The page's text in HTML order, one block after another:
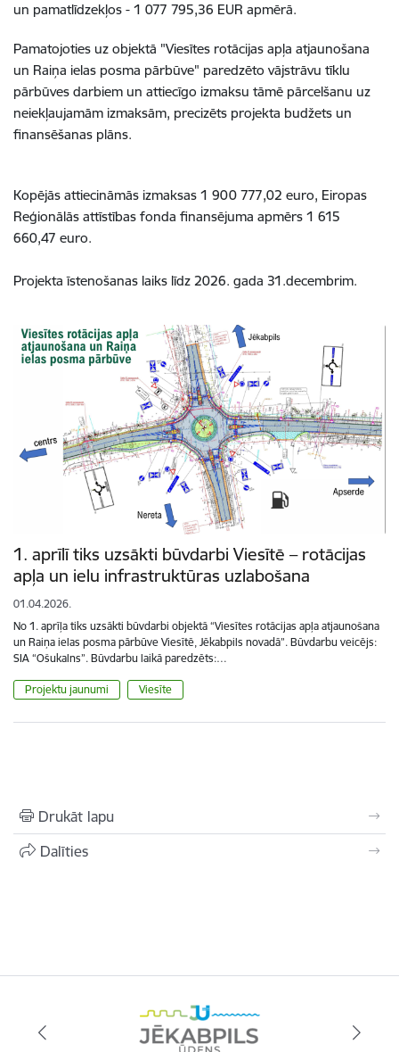
un pamatlīdzekļos - 1 077 795,36 EUR apmērā.
Pamatojoties uz objektā "Viesītes rotācijas apļa atjaunošana
un Raiņa ielas posma pārbūve" paredzēto vājstrāvu tīklu
pārbūves darbiem un attiecīgo izmaksu tāmē pārcelšanu uz
neiekļaujamām izmaksām, precizēts projekta budžets un
finansēšanas plāns.
Kopējās attiecināmās izmaksas 1 900 777,02 euro, Eiropas
Reģionālās attīstības fonda finansējuma apmērs 1 615
660,47 euro.
Projekta īstenošanas laiks līdz 2026. gada 31.decembrim.
1. aprīlī tiks uzsākti būvdarbi Viesītē – rotācijas
apļa un ielu infrastruktūras uzlabošana
01.04.2026.
No 1. aprīļa tiks uzsākti būvdarbi objektā “Viesītes rotācijas apļa atjaunošana
un Raiņa ielas posma pārbūve Viesītē, Jēkabpils novadā”. Būvdarbu veicējs:
SIA “Ošukalns”. Būvdarbu laikā paredzēts:…
Projektu jaunumi Viesīte
Drukāt lapu
Dalīties